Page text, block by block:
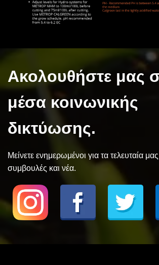
Ακολουθήστε μας
μέσα κοινωνικής
δικτύωσης.
Μείνετε ενημερωμένοι για τα τελευταία
συμβουλές και νέα.